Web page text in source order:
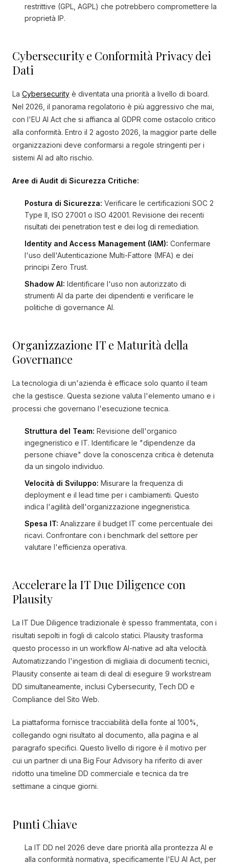
restrittive (GPL, AGPL) che potrebbero compromettere la
proprietà IP.
Cybersecurity e Conformità Privacy dei
Dati
La Cybersecurity è diventata una priorità a livello di board.
Nel 2026, il panorama regolatorio è più aggressivo che mai,
con l'EU AI Act che si affianca al GDPR come ostacolo critico
alla conformità. Entro il 2 agosto 2026, la maggior parte delle
organizzazioni deve conformarsi a regole stringenti per i
sistemi AI ad alto rischio.
Aree di Audit di Sicurezza Critiche:
Postura di Sicurezza: Verificare le certificazioni SOC 2
Type II, ISO 27001 o ISO 42001. Revisione dei recenti
risultati dei penetration test e dei log di remediation.
Identity and Access Management (IAM): Confermare
l'uso dell'Autenticazione Multi-Fattore (MFA) e dei
principi Zero Trust.
Shadow AI: Identificare l'uso non autorizzato di
strumenti AI da parte dei dipendenti e verificare le
politiche di governance AI.
Organizzazione IT e Maturità della
Governance
La tecnologia di un'azienda è efficace solo quanto il team
che la gestisce. Questa sezione valuta l'elemento umano e i
processi che governano l'esecuzione tecnica.
Struttura del Team: Revisione dell'organico
ingegneristico e IT. Identificare le "dipendenze da
persone chiave" dove la conoscenza critica è detenuta
da un singolo individuo.
Velocità di Sviluppo: Misurare la frequenza di
deployment e il lead time per i cambiamenti. Questo
indica l'agilità dell'organizzazione ingegneristica.
Spesa IT: Analizzare il budget IT come percentuale dei
ricavi. Confrontare con i benchmark del settore per
valutare l'efficienza operativa.
Accelerare la IT Due Diligence con
Plausity
La IT Due Diligence tradizionale è spesso frammentata, con i
risultati sepolti in fogli di calcolo statici. Plausity trasforma
questo processo in un workflow AI-native ad alta velocità.
Automatizzando l'ingestion di migliaia di documenti tecnici,
Plausity consente ai team di deal di eseguire 9 workstream
DD simultaneamente, inclusi Cybersecurity, Tech DD e
Compliance del Sito Web.
La piattaforma fornisce tracciabilità della fonte al 100%,
collegando ogni risultato al documento, alla pagina e al
paragrafo specifici. Questo livello di rigore è il motivo per
cui un partner di una Big Four Advisory ha riferito di aver
ridotto una timeline DD commerciale e tecnica da tre
settimane a cinque giorni.
Punti Chiave
La IT DD nel 2026 deve dare priorità alla prontezza AI e
alla conformità normativa, specificamente l'EU AI Act, per